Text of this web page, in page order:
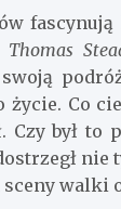
fascynują
swoją
życie. Co
Czy był to
nie
walki